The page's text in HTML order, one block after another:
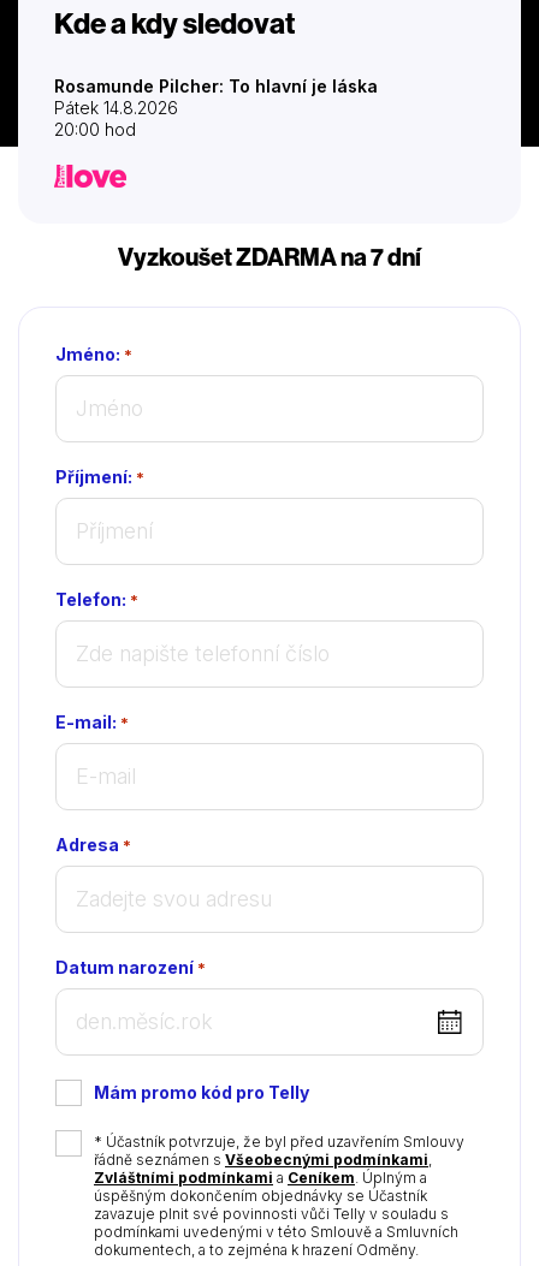
Kde a kdy sledovat
Rosamunde Pilcher: To hlavní je láska
Pátek 14.8.2026
20:00 hod
Vyzkoušet ZDARMA na 7 dní
Jméno: *
Příjmení: *
Telefon: *
E-mail: *
Adresa *
Datum narození *
DD
dot
MM
dot
YYYY
Mám promo kód pro Telly
* Účastník potvrzuje, že byl před uzavřením Smlouvy
řádně seznámen s Všeobecnými podmínkami,
Zvláštními podmínkami a Ceníkem. Úplným a
úspěšným dokončením objednávky se Účastník
zavazuje plnit své povinnosti vůči Telly v souladu s
podmínkami uvedenými v této Smlouvě a Smluvních
dokumentech, a to zejména k hrazení Odměny.